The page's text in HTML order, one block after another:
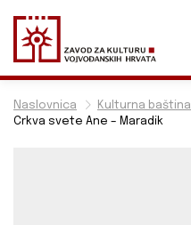
Naslovnica Kulturna baština
Crkva svete Ane – Maradik